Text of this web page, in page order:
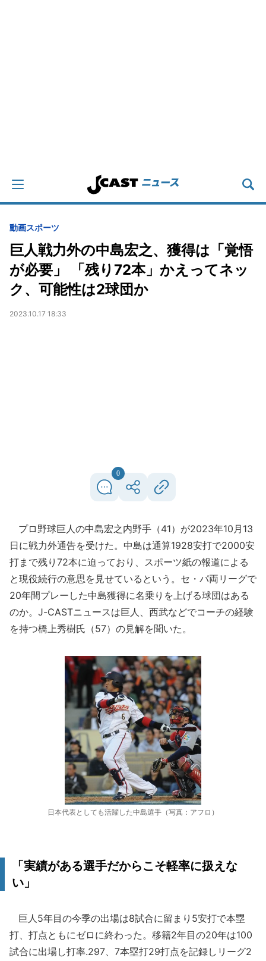
動画スポーツ
巨人戦力外の中島宏之、獲得は「覚悟
が必要」 「残り72本」かえってネッ
ク、可能性は2球団か
2023.10.17 18:33
0
プロ野球巨人の中島宏之内野手（41）が2023年10月13
日に戦力外通告を受けた。中島は通算1928安打で2000安
打まで残り72本に迫っており、スポーツ紙の報道による
と現役続行の意思を見せているという。セ・パ両リーグで
20年間プレーした中島獲得に名乗りを上げる球団はある
のか。J-CASTニュースは巨人、西武などでコーチの経験
を持つ橋上秀樹氏（57）の見解を聞いた。
日本代表としても活躍した中島選手（写真：アフロ）
「実績がある選手だからこそ軽率に扱えな
い」
巨人5年目の今季の出場は8試合に留まり5安打で本塁
打、打点ともにゼロに終わった。移籍2年目の20年は100
試合に出場し打率.297、7本塁打29打点を記録しリーグ2